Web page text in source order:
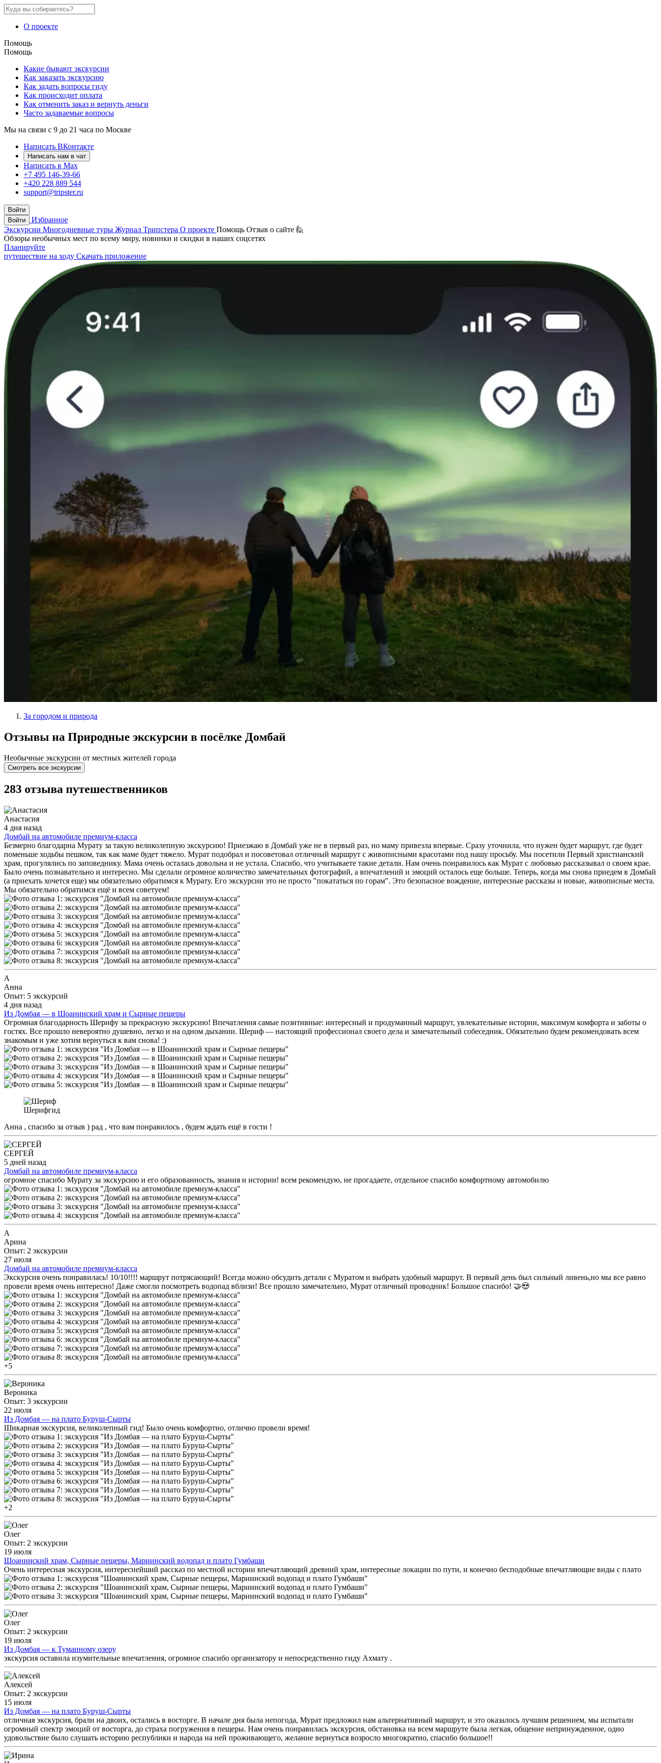
О проекте
Помощь
Помощь
Какие бывают экскурсии
Как заказать экскурсию
Как задать вопросы гиду
Как происходит оплата
Как отменить заказ и вернуть деньги
Часто задаваемые вопросы
Мы на связи с 9 до 21 часа по Москве
Написать ВКонтакте
Написать нам в чат
Написать в Max
+7 495 146-39-66
+420 228 889 544
support@tripster.ru
Войти
Войти
Избранное
Экскурсии Многодневные туры Журнал Трипстера О проекте Помощь Отзыв о сайте 🙋
Обзоры необычных мест по всему миру, новинки и скидки в наших соцсетях
Планируйте
путешествие на ходу Скачать приложение
За городом и природа
Отзывы на Природные экскурсии в посёлке Домбай
Необычные экскурсии от местных жителей города
Смотреть все экскурсии
283 отзыва путешественников
Анастасия
4 дня назад
Домбай на автомобиле премиум-класса
Безмерно благодарна Мурату за такую великолепную экскурсию! Приезжаю в Домбай уже не в первый раз, но маму привезла впервые. Сразу уточнила, что нужен будет маршрут, где будет
поменьше ходьбы пешком, так как маме будет тяжело. Мурат подобрал и посоветовал отличный маршрут с живописными красотами под нашу просьбу. Мы посетили Первый христианский
храм, прогулялись по заповеднику. Мама очень осталась довольна и не устала. Спасибо, что учитываете такие детали. Нам очень понравилось как Мурат с любовью рассказывал о своем крае.
Было очень познавательно и интересно. Мы сделали огромное количество замечательных фотографий, а впечатлений и эмоций осталось еще больше. Теперь, когда мы снова приедем в Домбай
(а приехать хочется еще) мы обязательно обратимся к Мурату. Его экскурсии это не просто "покататься по горам". Это безопасное вождение, интересные рассказы и новые, живописные места.
Мы обязательно обратимся ещё и всем советуем!
А
Анна
Опыт: 5 экскурсий
4 дня назад
Из Домбая — в Шоанинский храм и Сырные пещеры
​Огромная благодарность Шерифу за прекрасную экскурсию! Впечатления самые позитивные: интересный и продуманный маршрут, увлекательные истории, максимум комфорта и заботы о
гостях. Все прошло невероятно душевно, легко и на одном дыхании. Шериф — настоящий профессионал своего дела и замечательный собеседник. Обязательно будем рекомендовать всем
знакомым и уже хотим вернуться к вам снова! :)
Шерифгид
Анна , спасибо за отзыв ) рад , что вам понравилось , будем ждать ещё в гости !
СЕРГЕЙ
5 дней назад
Домбай на автомобиле премиум-класса
огромное спасибо Мурату за экскурсию и его образованность, знания и истории! всем рекомендую, не прогадаете, отдельное спасибо комфортному автомобилю
А
Арина
Опыт: 2 экскурсии
27 июля
Домбай на автомобиле премиум-класса
Экскурсия очень понравилась! 10/10!!!! маршрут потрясающий! Всегда можно обсудить детали с Муратом и выбрать удобный маршрут. В первый день был сильный ливень,но мы все равно
провели время очень интересно! Даже смогли посмотреть водопад вблизи! Все прошло замечательно, Мурат отличный проводник! Большое спасибо! 🤝😍
+5
Вероника
Опыт: 3 экскурсии
22 июля
Из Домбая — на плато Буруш-Сырты
Шикарная экскурсия, великолепный гид! Было очень комфортно, отлично провели время!
+2
Олег
Опыт: 2 экскурсии
19 июля
Шоанинский храм, Сырные пещеры, Мариинский водопад и плато Гумбаши
Очень интересная экскурсия, интереснейший рассказ по местной истории впечатляющий древний храм, интересные локации по пути, и конечно бесподобные впечатляющие виды с плато
Олег
Опыт: 2 экскурсии
19 июля
Из Домбая — к Туманному озеру
экскурсия оставила изумительные впечатления, огромное спасибо организатору и непосредственно гиду Ахмату .
Алексей
Опыт: 2 экскурсии
15 июля
Из Домбая — на плато Буруш-Сырты
отличная экскурсия, брали на двоих, остались в восторге. В начале дня была непогода, Мурат предложил нам альтернативный маршрут, и это оказалось лучшим решением, мы испытали
огромный спектр эмоций от восторга, до страха погружения в пещеры. Нам очень понравилась экскурсия, обстановка на всем маршруте была легкая, общение непринужденное, одно
удовольствие было слушать историю республики и народа на ней проживающего, желание вернуться возросло многократно, спасибо большое!!